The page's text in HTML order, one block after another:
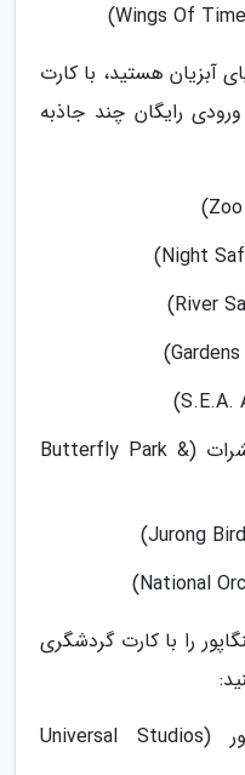
آبزیان هستید، با کارت
رایگان چند جاذبه
پارک پروانه ها و قلمرو حشرات (Butterfly Park &
را با کارت گردشگری
استودیو یونیورسال سنگاپور (Universal Studios